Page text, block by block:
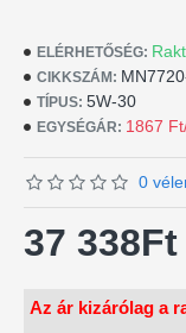
ELÉRHETŐSÉG:
CIKKSZÁM:
TÍPUS: 5W-30
EGYSÉGÁR: 1867
0
37 338Ft
Az ár kizárólag a